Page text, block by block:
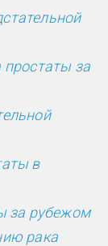
простаты за
в
за рубежом
рака